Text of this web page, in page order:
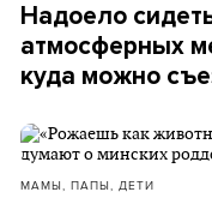
Надоело
атмосферных
куда можно
МАМЫ, ПАПЫ, ДЕТИ